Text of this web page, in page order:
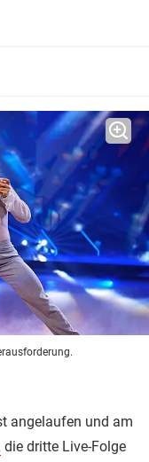
angelaufen und am
die dritte Live-Folge